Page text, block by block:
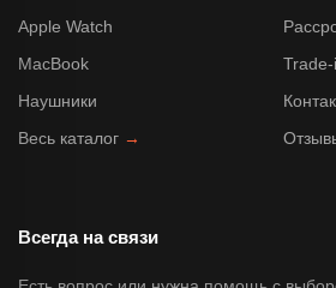
Apple Watch
MacBook
Наушники
Весь каталог →
Trade-
Всегда на связи